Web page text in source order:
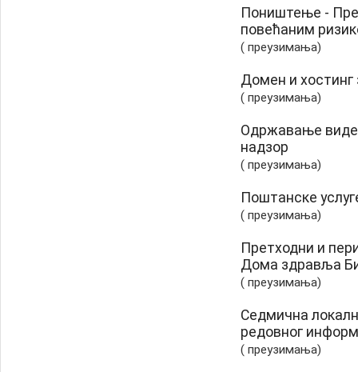
Поништењe -
повећаним
( преузимања)
Домен и хостинг
( преузимања)
Одржавање
надзор
( преузимања)
Поштанске
( преузимања)
Претходни и
Дома здравља
( преузимања)
Седмична
редовног
( преузимања)